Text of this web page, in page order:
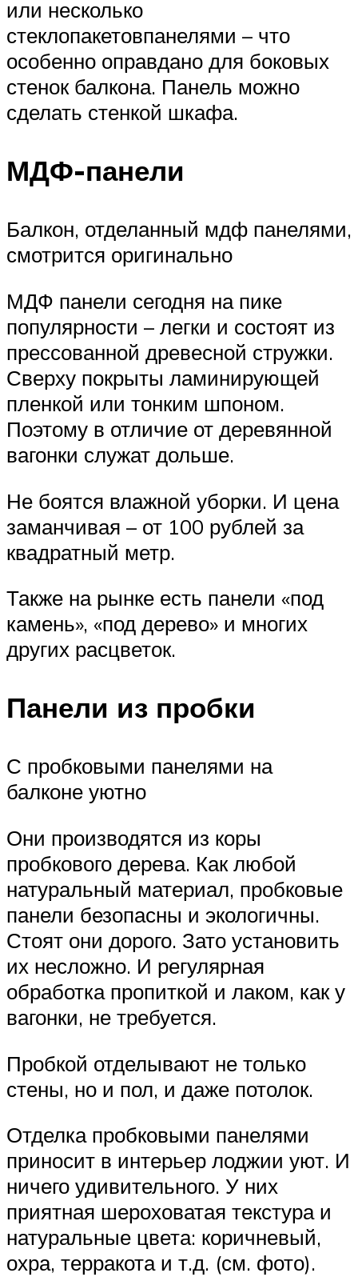
или несколько
стеклопакетовпанелями – что
особенно оправдано для боковых
стенок балкона. Панель можно
сделать стенкой шкафа.
МДФ-панели
Балкон, отделанный мдф панелями,
смотрится оригинально
МДФ панели сегодня на пике
популярности – легки и состоят из
прессованной древесной стружки.
Сверху покрыты ламинирующей
пленкой или тонким шпоном.
Поэтому в отличие от деревянной
вагонки служат дольше.
Не боятся влажной уборки. И цена
заманчивая – от 100 рублей за
квадратный метр.
Также на рынке есть панели «под
камень», «под дерево» и многих
других расцветок.
Панели из пробки
С пробковыми панелями на
балконе уютно
Они производятся из коры
пробкового дерева. Как любой
натуральный материал, пробковые
панели безопасны и экологичны.
Стоят они дорого. Зато установить
их несложно. И регулярная
обработка пропиткой и лаком, как у
вагонки, не требуется.
Пробкой отделывают не только
стены, но и пол, и даже потолок.
Отделка пробковыми панелями
приносит в интерьер лоджии уют. И
ничего удивительного. У них
приятная шероховатая текстура и
натуральные цвета: коричневый,
охра, терракота и т.д. (см. фото).